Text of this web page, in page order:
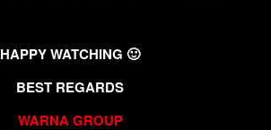
HAPPY WATCHING 🙂
BEST REGARDS
WARNA GROUP